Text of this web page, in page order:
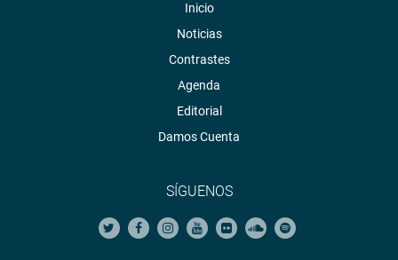
Inicio
Noticias
Contrastes
Agenda
Editorial
Damos Cuenta
SÍGUENOS